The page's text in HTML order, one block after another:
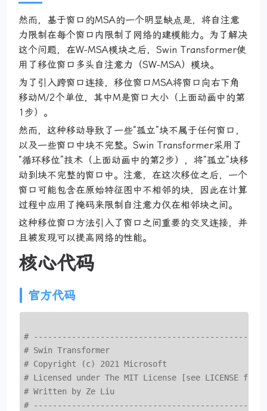
然而，基于窗口的MSA的一个明显缺点是，将自注意
力限制在每个窗口内限制了网络的建模能力。为了解决
这个问题，在W-MSA模块之后，Swin Transformer使
用了移位窗口多头自注意力（SW-MSA）模块。
为了引入跨窗口连接，移位窗口MSA将窗口向右下角
移动M/2个单位，其中M是窗口大小（上面动画中的第
1步）。
然而，这种移动导致了一些“孤立”块不属于任何窗口，
以及一些窗口中块不完整。Swin Transformer采用了
“循环移位”技术（上面动画中的第2步），将“孤立”块移
动到块不完整的窗口中。注意，在这次移位之后，一个
窗口可能包含在原始特征图中不相邻的块，因此在计算
过程中应用了掩码来限制自注意力仅在相邻块之间。
这种移位窗口方法引入了窗口之间重要的交叉连接，并
且被发现可以提高网络的性能。
核心代码
官方代码
#
# Swin Transformer
# Copyright (c) 2021 Microsoft
# Licensed under The MIT License [see LICENSE
# Written by Ze Liu
#